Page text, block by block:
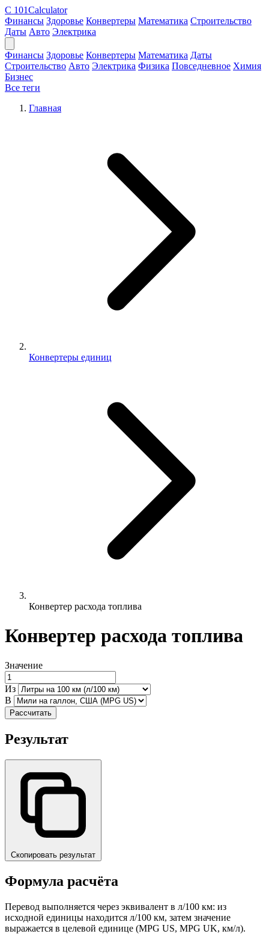
C 101Calculator
Финансы Здоровье Конвертеры Математика Строительство
Даты Авто Электрика
Финансы Здоровье Конвертеры Математика Даты
Строительство Авто Электрика Физика Повседневное Химия
Бизнес
Все теги
Главная
Конвертеры единиц
Конвертер расхода топлива
Конвертер расхода топлива
Значение
Из
В
Рассчитать
Результат
Скопировать результат
Формула расчёта
Перевод выполняется через эквивалент в л/100 км: из
исходной единицы находится л/100 км, затем значение
выражается в целевой единице (MPG US, MPG UK, км/л).